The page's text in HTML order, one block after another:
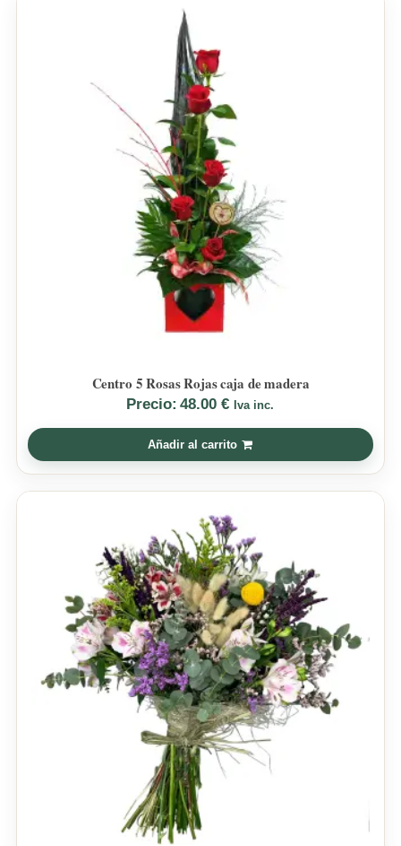
Centro 5 Rosas Rojas caja de madera
Precio: 48.00€ Iva inc.
Añadir al carrito